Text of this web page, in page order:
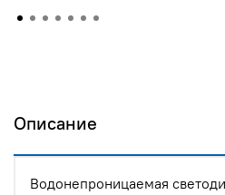
Описание
Водонепроницаемая